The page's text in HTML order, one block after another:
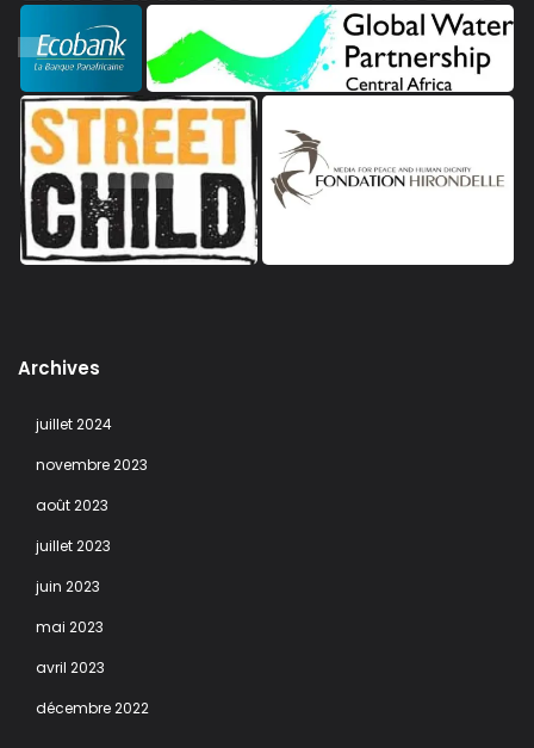
Archives
juillet 2024
novembre 2023
août 2023
juillet 2023
juin 2023
mai 2023
avril 2023
décembre 2022